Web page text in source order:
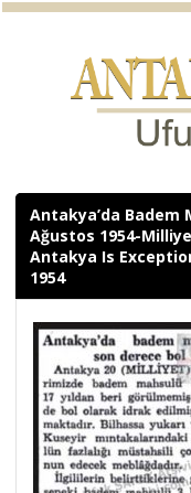
Antakya’da Badem
Ağustos 1954-
Antakya Is
1954